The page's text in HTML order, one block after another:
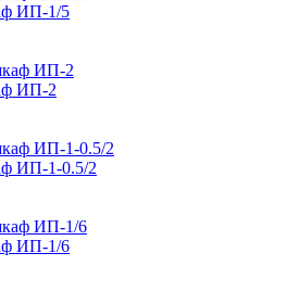
ИП-1/5
ИП-2
ИП-1-0.5/2
ИП-1/6